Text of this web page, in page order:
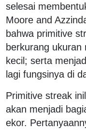
selesai
Moore and
bahwa primitive
berkurang
kecil; serta
lagi fungsinya di
Primitive streak
akan menjadi
ekor.